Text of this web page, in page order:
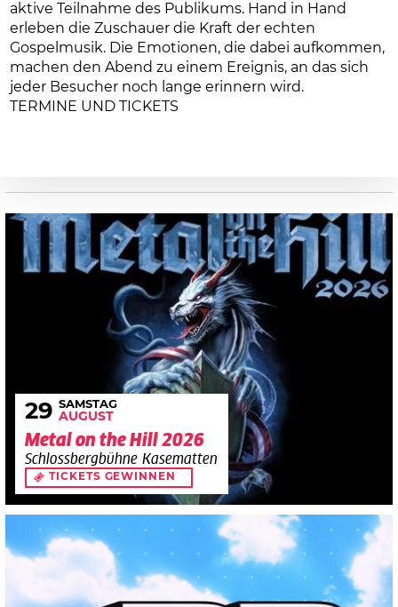
aktive Teilnahme des Publikums. Hand in Hand
erleben die Zuschauer die Kraft der echten
Gospelmusik. Die Emotionen, die dabei aufkommen,
machen den Abend zu einem Ereignis, an das sich
jeder Besucher noch lange erinnern wird.
TERMINE UND TICKETS
29 SAMSTAG
AUGUST
Metal on the Hill 2026
Schlossbergbühne Kasematten
TICKETS GEWINNEN